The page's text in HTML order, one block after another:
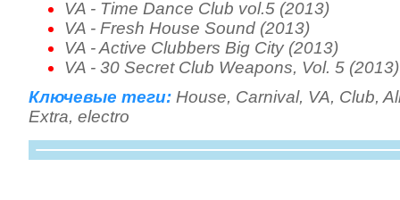
VA - Time Dance Club vol.5 (2013)
VA - Fresh House Sound (2013)
VA - Active Clubbers Big City (2013)
VA - 30 Secret Club Weapons, Vol. 5 (2013)
Ключевые теги: House, Carnival, VA, Club,
Extra, electro